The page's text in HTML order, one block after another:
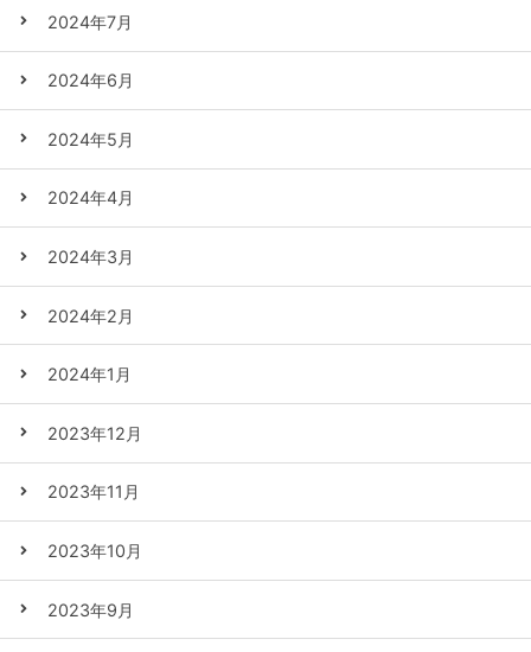
2024年7月
2024年6月
2024年5月
2024年4月
2024年3月
2024年2月
2024年1月
2023年12月
2023年11月
2023年10月
2023年9月